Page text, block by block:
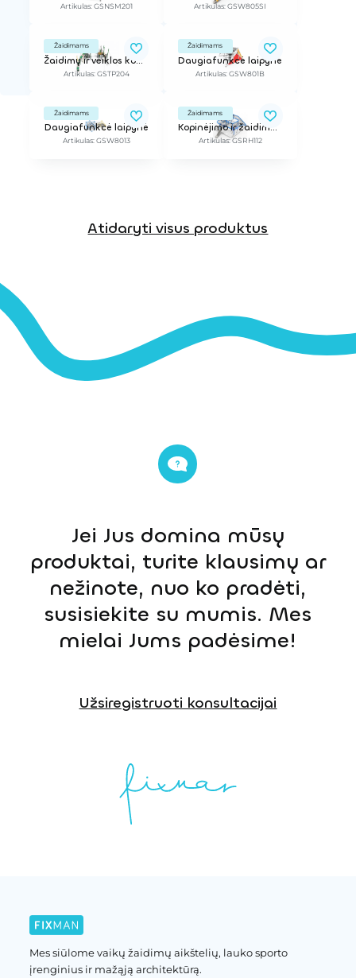
Artikulas: GSNSM201 Artikulas: GSW805SI
Žaidimams
Žaidimų ir veiklos kompleksas
Artikulas: GSTP204
Žaidimams
Daugiafunkcė laipynė
Artikulas: GSW801B
Žaidimams
Daugiafunkcė laipynė
Artikulas: GSW8013
Žaidimams
Kopinėjimo ir žaidimų tinklų trasa
Artikulas: GSRH112
Atidaryti visus produktus
Jei Jus domina mūsų
produktai, turite klausimų ar
nežinote, nuo ko pradėti,
susisiekite su mumis. Mes
mielai Jums padėsime!
Užsiregistruoti konsultacijai
Mes siūlome vaikų žaidimų aikštelių, lauko sporto
įrenginius ir mažąją architektūrą.